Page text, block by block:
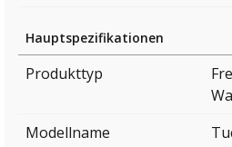
Hauptspezifikationen
Produkttyp
Modellname